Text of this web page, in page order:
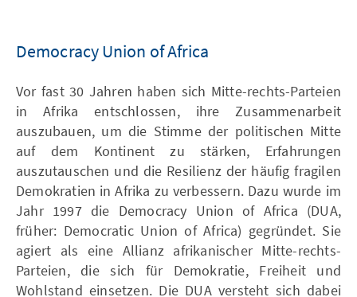
Democracy Union of Africa
Vor fast 30 Jahren haben sich Mitte-rechts-Parteien
in Afrika entschlossen, ihre Zusammenarbeit
auszubauen, um die Stimme der politischen Mitte
auf dem Kontinent zu stärken, Erfahrungen
auszutauschen und die Resilienz der häufig fragilen
Demokratien in Afrika zu verbessern. Dazu wurde im
Jahr 1997 die Democracy Union of Africa (DUA,
früher: Democratic Union of Africa) gegründet. Sie
agiert als eine Allianz afrikanischer Mitte-rechts-
Parteien, die sich für Demokratie, Freiheit und
Wohlstand einsetzen. Die DUA versteht sich dabei